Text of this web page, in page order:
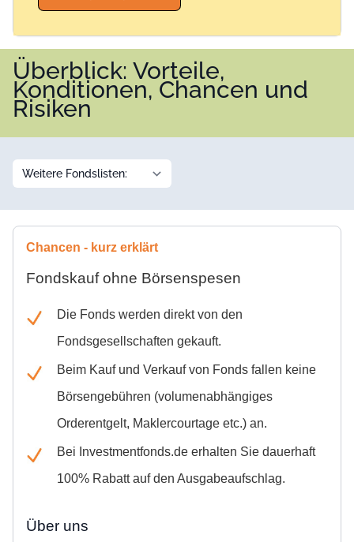
Überblick: Vorteile,
Konditionen, Chancen und
Risiken
Chancen - kurz erklärt
Fondskauf ohne Börsenspesen
Die Fonds werden direkt von den
Fondsgesellschaften gekauft.
Beim Kauf und Verkauf von Fonds fallen keine
Börsengebühren (volumenabhängiges
Orderentgelt, Maklercourtage etc.) an.
Bei Investmentfonds.de erhalten Sie dauerhaft
100% Rabatt auf den Ausgabeaufschlag.
Über uns